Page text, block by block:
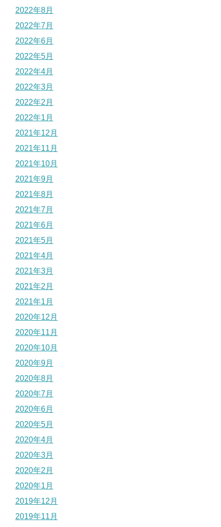
2022年8月
2022年7月
2022年6月
2022年5月
2022年4月
2022年3月
2022年2月
2022年1月
2021年12月
2021年11月
2021年10月
2021年9月
2021年8月
2021年7月
2021年6月
2021年5月
2021年4月
2021年3月
2021年2月
2021年1月
2020年12月
2020年11月
2020年10月
2020年9月
2020年8月
2020年7月
2020年6月
2020年5月
2020年4月
2020年3月
2020年2月
2020年1月
2019年12月
2019年11月